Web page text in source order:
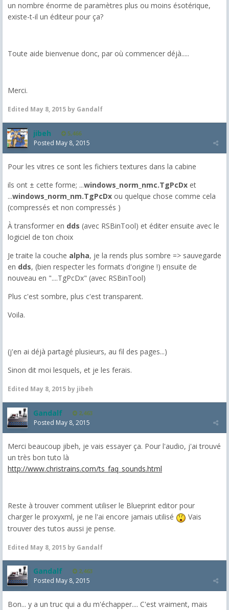
un nombre énorme de paramètres plus ou moins ésotérique,
existe-t-il un éditeur pour ça?
Toute aide bienvenue donc, par où commencer déjà.....
Merci.
Edited May 8, 2015 by Gandalf
jibeh 5,466
Posted May 8, 2015
Pour les vitres ce sont les fichiers textures dans la cabine
ils ont ± cette forme; ...windows_norm_nmc.TgPcDx et
...windows_norm_nm.TgPcDx ou quelque chose comme cela
(compressés et non compressés )
À transformer en dds (avec RSBinTool) et éditer ensuite avec le
logiciel de ton choix
Je traite la couche alpha, je la rends plus sombre => sauvegarde
en dds, (bien respecter les formats d'origine !) ensuite de
nouveau en "....TgPcDx" (avec RSBinTool)
Plus c'est sombre, plus c'est transparent.
Voila.
(j'en ai déjà partagé plusieurs, au fil des pages...)
Sinon dit moi lesquels, et je les ferais.
Edited May 8, 2015 by jibeh
Gandalf 2,463
Posted May 8, 2015
Merci beaucoup jibeh, je vais essayer ça. Pour l'audio, j'ai trouvé
un très bon tuto là
http://www.christrains.com/ts_faq_sounds.html
Reste à trouver comment utiliser le Blueprint editor pour
charger le proxyxml, je ne l'ai encore jamais utilisé
Vais
trouver des tutos aussi je pense.
Edited May 8, 2015 by Gandalf
Gandalf 2,463
Posted May 8, 2015
Bon... y a un truc qui a du m'échapper.... C'est vraiment, mais